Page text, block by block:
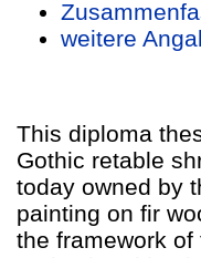
weitere
This diploma
Gothic retable
today owned by
painting on fir
the framework of